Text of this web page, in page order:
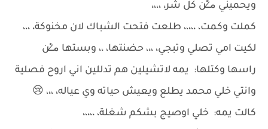
ويحميني م̷ـــِْن كل شر، ،،،،
كملت وكمت، ،،،،، طلعت فتحت الشباك لان مخنوكة، ،،،
لكيت امي تصلي وتبجي، ،،، حضنتها، ،، وبستها م̷ـــِْن
راسها وكتلها: يمه لاتشيلين هم تدللين اني اروح فصلية
وانتي خلي محمد يطلع ويعيش حياته وي عياله، ،،، 😢
كالت يمه: خلي اوصيج بشكم شغلة، ،،،،،